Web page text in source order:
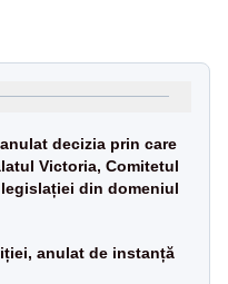
decizia prin care
Victoria, Comitetul
din domeniul
anulat de instanță